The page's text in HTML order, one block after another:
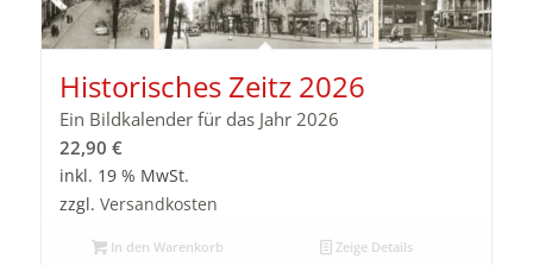
Historisches Zeitz 2026
Ein Bildkalender für das Jahr 2026
22,90 €
inkl. 19 % MwSt.
zzgl. Versandkosten
In den Warenkorb Zeige Details